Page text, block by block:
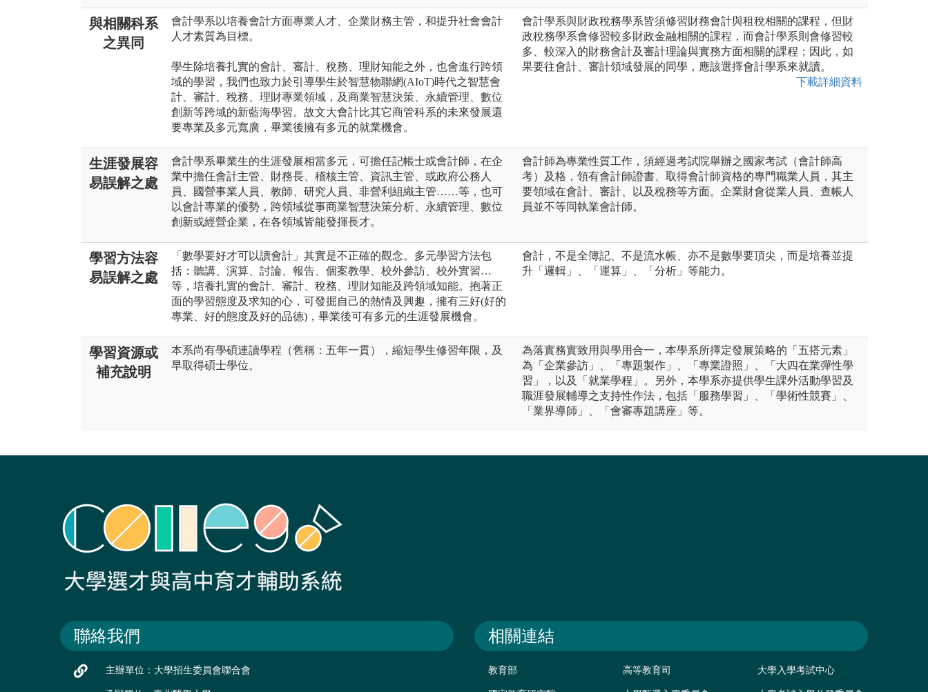
與相關科系
之異同
會計學系以培養會計方面專業人才、企業財務主管，和提升社會會計
人才素質為目標。
學生除培養扎實的會計、審計、稅務、理財知能之外，也會進行跨領
域的學習，我們也致力於引導學生於智慧物聯網(AIoT)時代之智慧會
計、審計、稅務、理財專業領域，及商業智慧決策、永續管理、數位
創新等跨域的新藍海學習。故文大會計比其它商管科系的未來發展還
要專業及多元寬廣，畢業後擁有多元的就業機會。
會計學系與財政稅務學系皆須修習財務會計與租稅相關的課程，但財
政稅務學系會修習較多財政金融相關的課程，而會計學系則會修習較
多、較深入的財務會計及審計理論與實務方面相關的課程；因此，如
果要往會計、審計領域發展的同學，應該選擇會計學系來就讀。
下載詳細資料
生涯發展容
易誤解之處
會計學系畢業生的生涯發展相當多元，可擔任記帳士或會計師，在企
業中擔任會計主管、財務長、稽核主管、資訊主管、或政府公務人
員、國營事業人員、教師、研究人員、非營利組織主管……等，也可
以會計專業的優勢，跨領域從事商業智慧決策分析、永續管理、數位
創新或經營企業，在各領域皆能發揮長才。
會計師為專業性質工作，須經過考試院舉辦之國家考試（會計師高
考）及格，領有會計師證書、取得會計師資格的專門職業人員，其主
要領域在會計、審計、以及稅務等方面。企業財會從業人員、查帳人
員並不等同執業會計師。
學習方法容
易誤解之處
「數學要好才可以讀會計」其實是不正確的觀念。多元學習方法包
括：聽講、演算、討論、報告、個案教學、校外參訪、校外實習…
等，培養扎實的會計、審計、稅務、理財知能及跨領域知能。抱著正
面的學習態度及求知的心，可發掘自己的熱情及興趣，擁有三好(好的
專業、好的態度及好的品德)，畢業後可有多元的生涯發展機會。
會計，不是全簿記、不是流水帳、亦不是數學要頂尖，而是培養並提
升「邏輯」、「運算」、「分析」等能力。
學習資源或
補充說明
本系尚有學碩連讀學程（舊稱：五年一貫），縮短學生修習年限，及
早取得碩士學位。
為落實務實致用與學用合一，本學系所擇定發展策略的「五搭元素」
為「企業參訪」、「專題製作」、「專業證照」、「大四在業彈性學
習」，以及「就業學程」。另外，本學系亦提供學生課外活動學習及
職涯發展輔導之支持性作法，包括「服務學習」、「學術性競賽」、
「業界導師」、「會審專題講座」等。
聯絡我們
主辦單位：大學招生委員會聯合會
相關連結
教育部 高等教育司 大學入學考試中心